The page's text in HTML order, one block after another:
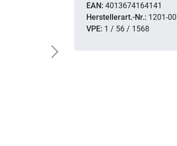
Next
EAN: 4013674164141
Herstellerart.-Nr.: 1201-
VPE: 1 / 56 / 1568